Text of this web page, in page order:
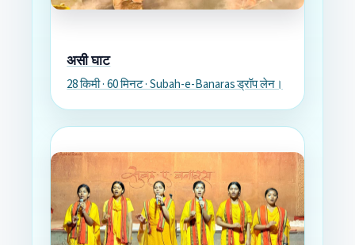
असी घाट
28 किमी · 60 मिनट · Subah-e-Banaras ड्रॉप लेन।